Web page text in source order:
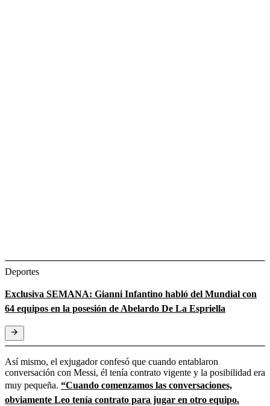
Deportes
Exclusiva SEMANA: Gianni Infantino habló del Mundial con
64 equipos en la posesión de Abelardo De La Espriella
Así mismo, el exjugador confesó que cuando entablaron
conversación con Messi, él tenía contrato vigente y la posibilidad era
muy pequeña. “Cuando comenzamos las conversaciones,
obviamente Leo tenía contrato para jugar en otro equipo.